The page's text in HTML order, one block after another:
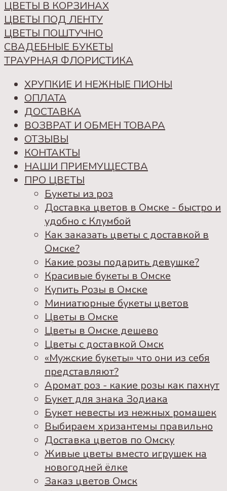
ЦВЕТЫ В КОРЗИНАХ
ЦВЕТЫ ПОД ЛЕНТУ
ЦВЕТЫ ПОШТУЧНО
СВАДЕБНЫЕ БУКЕТЫ
ТРАУРНАЯ ФЛОРИСТИКА
ХРУПКИЕ И НЕЖНЫЕ ПИОНЫ
ОПЛАТА
ДОСТАВКА
ВОЗВРАТ И ОБМЕН ТОВАРА
ОТЗЫВЫ
КОНТАКТЫ
НАШИ ПРИЕМУЩЕСТВА
ПРО ЦВЕТЫ
Букеты из роз
Доставка цветов в Омске - быстро и
удобно с Клумбой
Как заказать цветы с доставкой в
Омске?
Какие розы подарить девушке?
Красивые букеты в Омске
Купить Розы в Омске
Миниатюрные букеты цветов
Цветы в Омске
Цветы в Омске дешево
Цветы с доставкой Омск
«Мужские букеты» что они из себя
представляют?
Аромат роз - какие розы как пахнут
Букет для знака Зодиака
Букет невесты из нежных ромашек
Выбираем хризантемы правильно
Доставка цветов по Омску
Живые цветы вместо игрушек на
новогодней ёлке
Заказ цветов Омск